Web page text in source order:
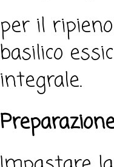
per il
basilico
integrale.